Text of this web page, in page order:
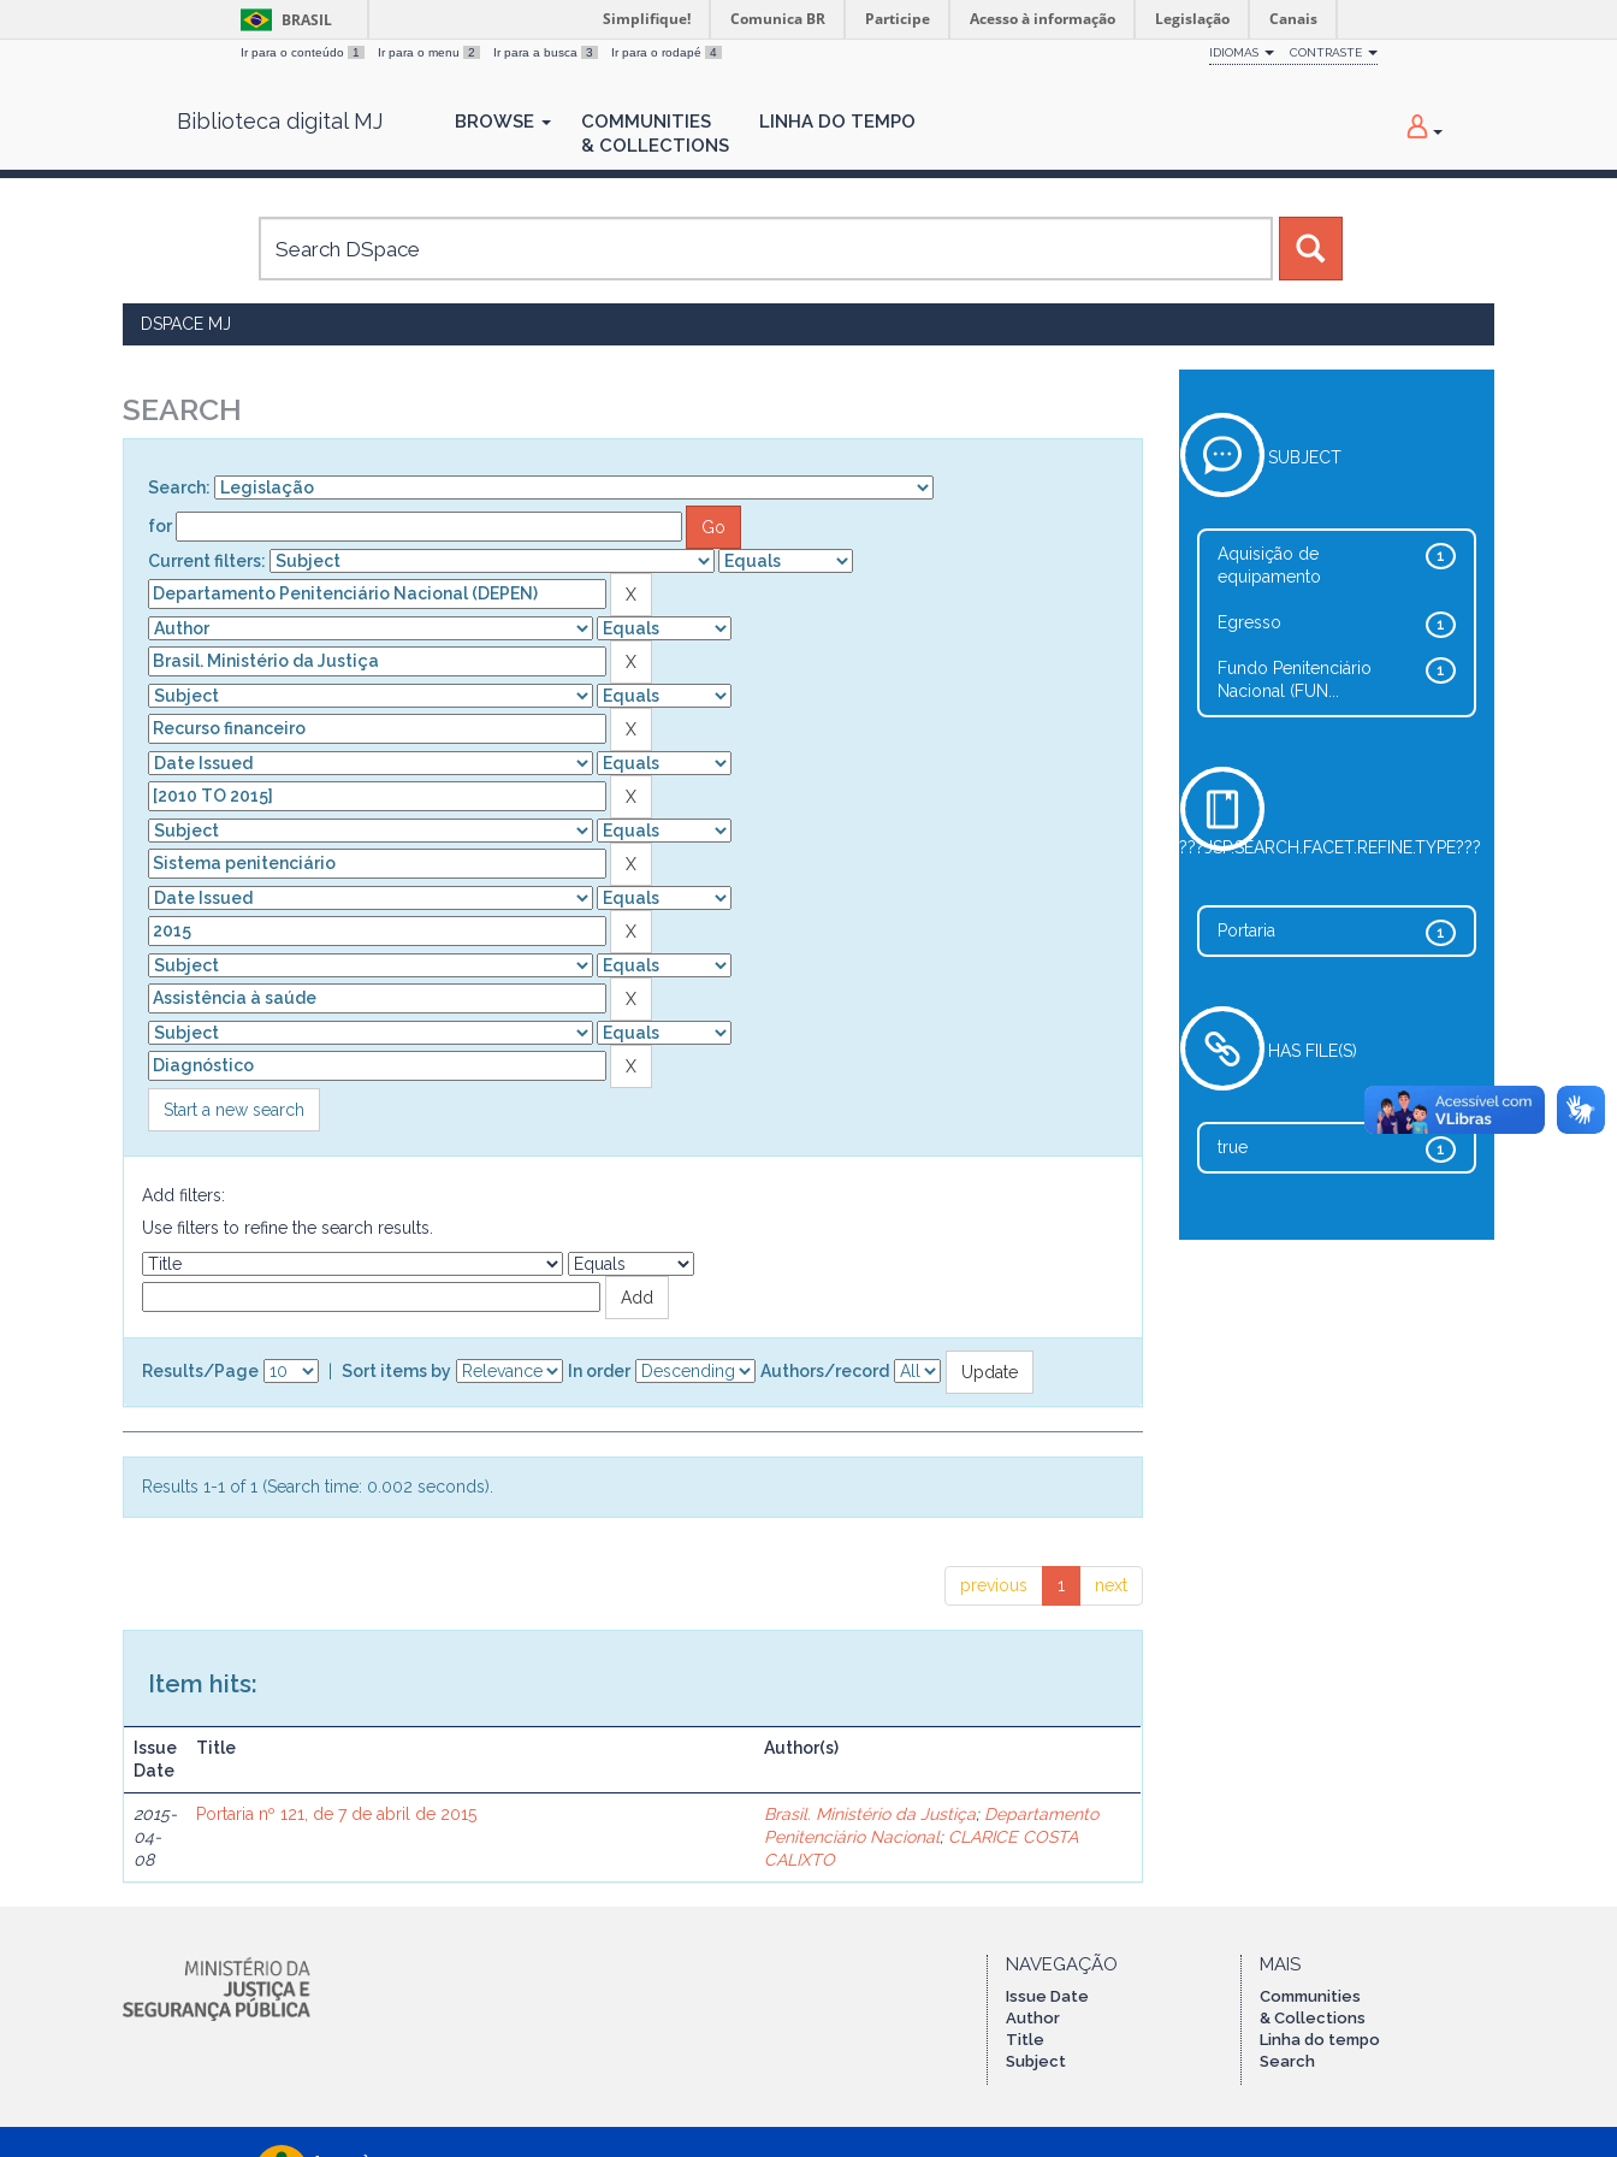
BRASIL Simplifique! Comunica BR Participe Acesso à informação Legislação Canais
Ir para o conteúdo 1 Ir para o menu 2 Ir para a busca 3 Ir para o rodapé 4 IDIOMAS CONTRASTE
Biblioteca digital MJ BROWSE
COMMUNITIES
& COLLECTIONS
LINHA DO TEMPO
DSPACE MJ
SEARCH
Search:
for
Current filters:
Start a new search
Add filters:
Use filters to refine the search results.
Results/Page Sort items by In order Authors/record
Results 1-1 of 1 (Search time: 0.002 seconds).
previous 1 next
Item hits:
Issue
Date
Title Author(s)
2015-
04-
08
Portaria nº 121, de 7 de abril de 2015 Brasil. Ministério da Justiça; Departamento
Penitenciário Nacional; CLARICE COSTA
CALIXTO
SUBJECT
1
Aquisição de
equipamento
1
Egresso
1
Fundo Penitenciário
Nacional (FUN...
???JSP.SEARCH.FACET.REFINE.TYPE???
1
Portaria
HAS FILE(S)
1
true
NAVEGAÇÃO
Issue Date
Author
Title
Subject
MAIS
Communities
& Collections
Linha do tempo
Search